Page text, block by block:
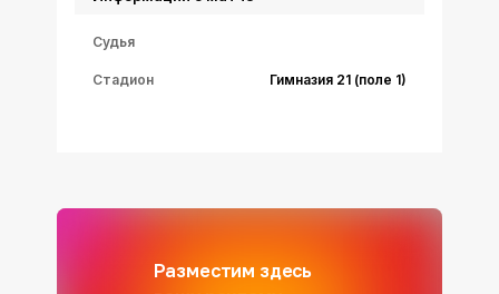
Судья
Стадион Гимназия 21 (поле 1)
Разместим здесь